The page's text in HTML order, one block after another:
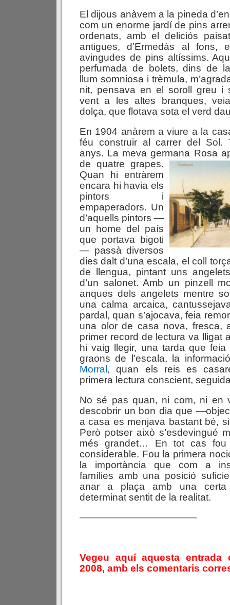
El dijous anàvem a la pineda
com un enorme jardí de pins
ordenats, amb el deliciós
antigues, d’Ermedàs al fons,
avingudes de pins altíssims.
perfumada de bolets, dins de
llum somniosa i trèmula,
nit, pensava en el soroll greu i
vent a les altes branques,
dolça, que flotava sota el verd
En 1904 anàrem a viure a la
féu construir al carrer del Sol.
anys. La meva germana Rosa
de quatre grapes.
Quan hi entràrem
encara hi havia els
pintors i
empaperadors. Un
d’aquells pintors —
un home del país
que portava bigoti
— passà diversos
dies dalt d’una escala, el coll
de llengua, pintant uns
d’un salonet. Amb un pinzell
anques dels angelets mentre
una calma arcaica,
pardal, quan s’ajocava, feia
una olor de casa nova, fresca,
primer record de lectura va lligat
hi vaig llegir, una tarda que
graons de l’escala, la
Morral , quan els reis es
primera lectura conscient,
No sé pas quan, ni com, ni en
descobrir un bon dia que
a casa es menjava bastant bé,
Però potser això s’esdevingué
més grandet… En tot cas fou
considerable. Fou la primera
la importància que com a
famílies amb una posició
anar a plaça amb una
determinat sentit de la realitat.
————————————
Vegeu aquí aquesta entrada
2008, amb els comentaris